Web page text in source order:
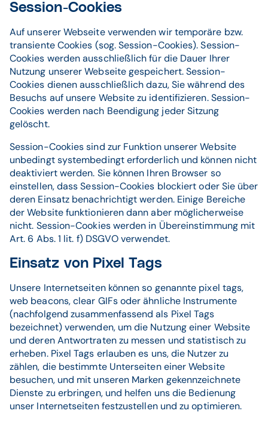
Session-Cookies
Auf unserer Webseite verwenden wir temporäre bzw.
transiente Cookies (sog. Session-Cookies). Session-
Cookies werden ausschließlich für die Dauer Ihrer
Nutzung unserer Webseite gespeichert. Session-
Cookies dienen ausschließlich dazu, Sie während des
Besuchs auf unsere Website zu identifizieren. Session-
Cookies werden nach Beendigung jeder Sitzung
gelöscht.
Session-Cookies sind zur Funktion unserer Website
unbedingt systembedingt erforderlich und können nicht
deaktiviert werden. Sie können Ihren Browser so
einstellen, dass Session-Cookies blockiert oder Sie über
deren Einsatz benachrichtigt werden. Einige Bereiche
der Website funktionieren dann aber möglicherweise
nicht. Session-Cookies werden in Übereinstimmung mit
Art. 6 Abs. 1 lit. f) DSGVO verwendet.
Einsatz von Pixel Tags
Unsere Internetseiten können so genannte pixel tags,
web beacons, clear GIFs oder ähnliche Instrumente
(nachfolgend zusammenfassend als Pixel Tags
bezeichnet) verwenden, um die Nutzung einer Website
und deren Antwortraten zu messen und statistisch zu
erheben. Pixel Tags erlauben es uns, die Nutzer zu
zählen, die bestimmte Unterseiten einer Website
besuchen, und mit unseren Marken gekennzeichnete
Dienste zu erbringen, und helfen uns die Bedienung
unser Internetseiten festzustellen und zu optimieren.